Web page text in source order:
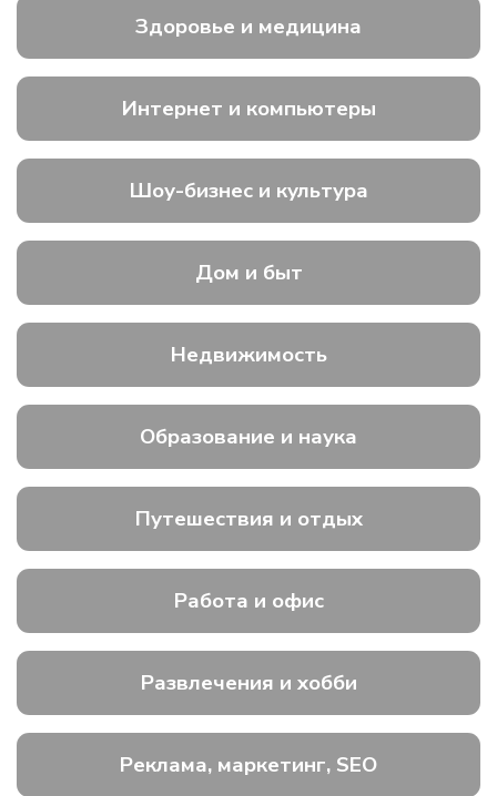
Здоровье и медицина
Интернет и компьютеры
Шоу-бизнес и культура
Дом и быт
Недвижимость
Образование и наука
Путешествия и отдых
Работа и офис
Развлечения и хобби
Реклама, маркетинг, SEO